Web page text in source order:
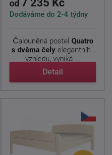
od 7 235 Kč
Dodáváme do 2-4 týdny
Čalouněná postel Quatro
s dvěma čelyelegantního
vzhledu, vyniká ...
Detail